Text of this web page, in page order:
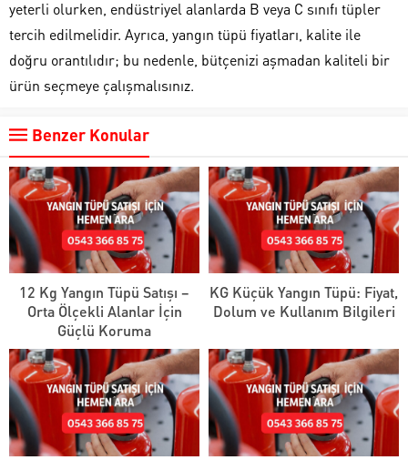
yeterli olurken, endüstriyel alanlarda B veya C sınıfı tüpler
tercih edilmelidir. Ayrıca, yangın tüpü fiyatları, kalite ile
doğru orantılıdır; bu nedenle, bütçenizi aşmadan kaliteli bir
ürün seçmeye çalışmalısınız.
Benzer Konular
12 Kg Yangın Tüpü Satışı –
Orta Ölçekli Alanlar İçin
Güçlü Koruma
KG Küçük Yangın Tüpü: Fiyat,
Dolum ve Kullanım Bilgileri